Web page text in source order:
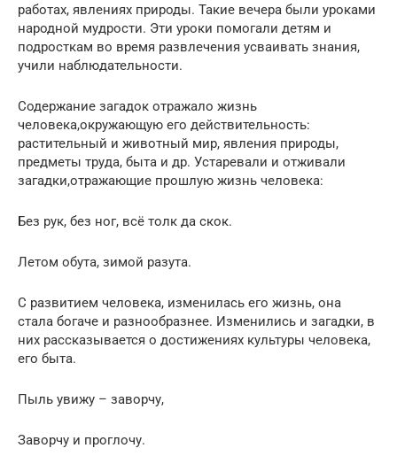
работах, явлениях природы. Такие вечера были уроками
народной мудрости. Эти уроки помогали детям и
подросткам во время развлечения усваивать знания,
учили наблюдательности.
Содержание загадок отражало жизнь
человека,окружающую его действительность:
растительный и животный мир, явления природы,
предметы труда, быта и др. Устаревали и отживали
загадки,отражающие прошлую жизнь человека:
Без рук, без ног, всё толк да скок.
Летом обута, зимой разута.
С развитием человека, изменилась его жизнь, она
стала богаче и разнообразнее. Изменились и загадки, в
них рассказывается о достижениях культуры человека,
его быта.
Пыль увижу – заворчу,
Заворчу и проглочу.